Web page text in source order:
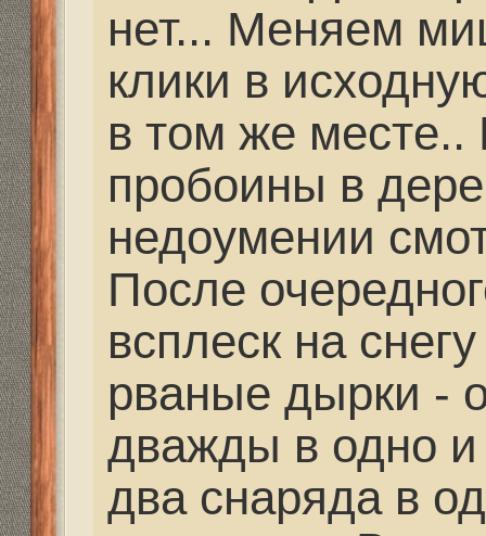
Re: Как и где купить
Дальнобойное-
Mikhalich» 23 фев
partizan писал(а):
Mikhalich
Сейчас
для разработки
цевья.
У меня в друзьях, в